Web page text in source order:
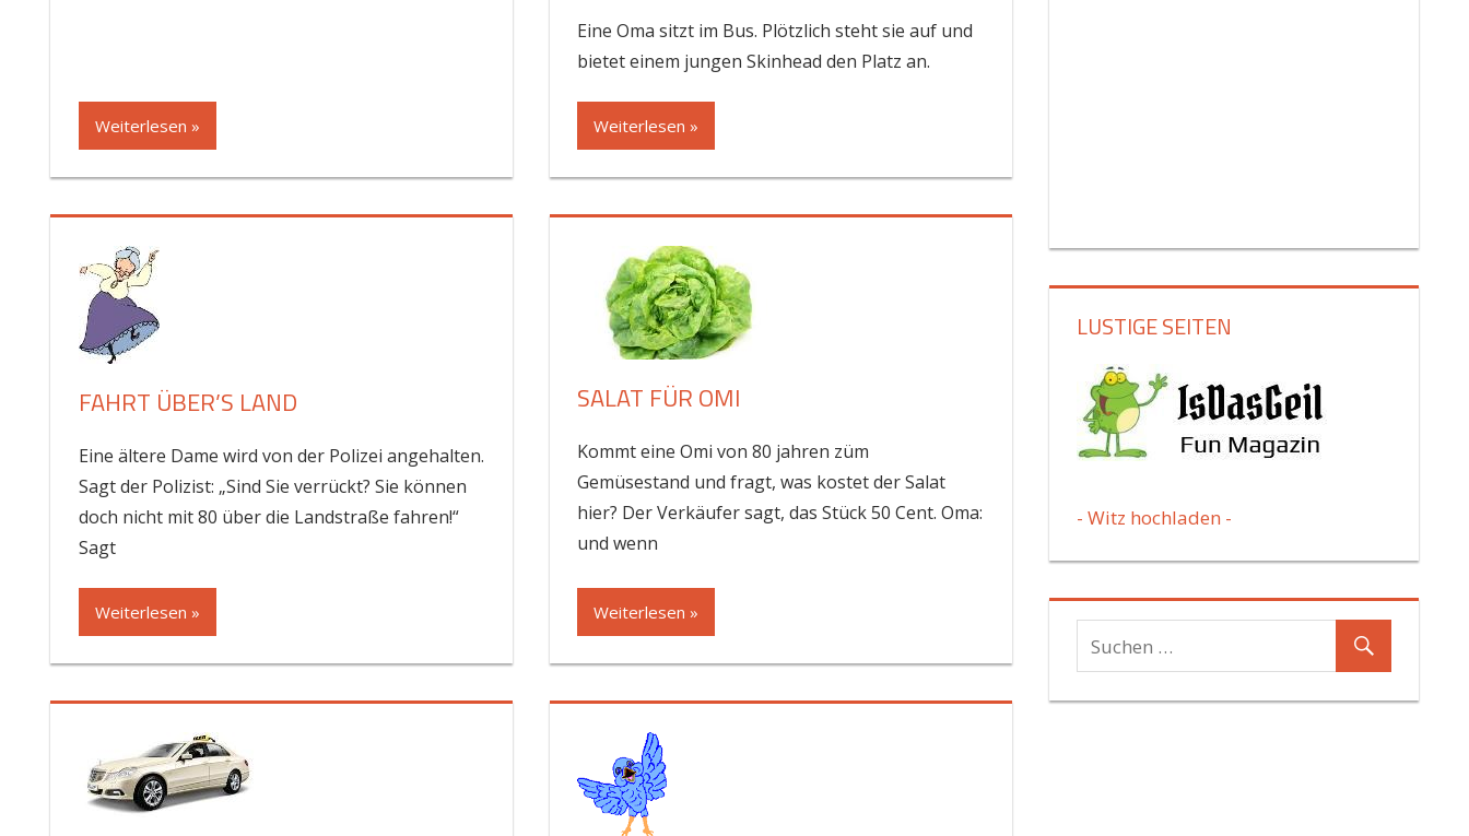
Weiterlesen »
Eine Oma sitzt im Bus. Plötzlich steht sie auf und
bietet einem jungen Skinhead den Platz an.
Weiterlesen »
FAHRT ÜBER’S LAND
Eine ältere Dame wird von der Polizei angehalten.
Sagt der Polizist: „Sind Sie verrückt? Sie können
doch nicht mit 80 über die Landstraße fahren!“
Sagt
Weiterlesen »
SALAT FÜR OMI
Kommt eine Omi von 80 jahren züm
Gemüsestand und fragt, was kostet der Salat
hier? Der Verkäufer sagt, das Stück 50 Cent. Oma:
und wenn
Weiterlesen »
LUSTIGE SEITEN
- Witz hochladen -